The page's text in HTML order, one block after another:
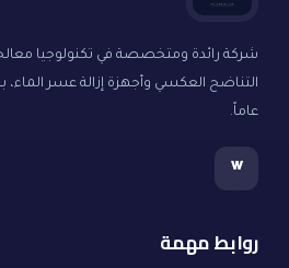
شركة رائدة ومتخصصة في تكنولوجيا
عاماً.
w
روابط مهمة